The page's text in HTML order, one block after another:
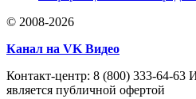
© 2008-2026
Канал на VK Видео
Контакт-центр: 8 (800) 333-64-63
является публичной офертой